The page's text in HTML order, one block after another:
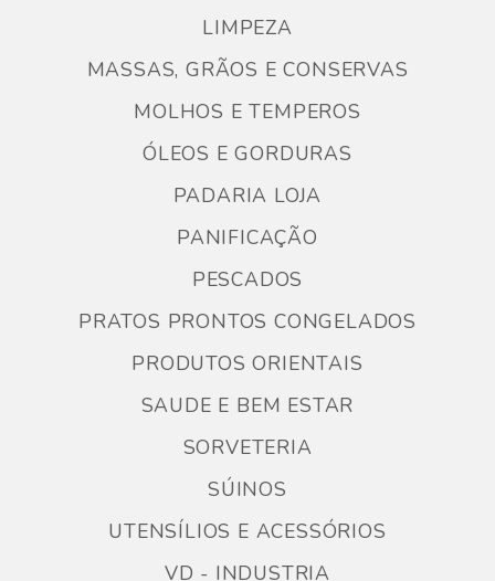
LIMPEZA
MASSAS, GRÃOS E CONSERVAS
MOLHOS E TEMPEROS
ÓLEOS E GORDURAS
PADARIA LOJA
PANIFICAÇÃO
PESCADOS
PRATOS PRONTOS CONGELADOS
PRODUTOS ORIENTAIS
SAUDE E BEM ESTAR
SORVETERIA
SÚINOS
UTENSÍLIOS E ACESSÓRIOS
VD - INDUSTRIA